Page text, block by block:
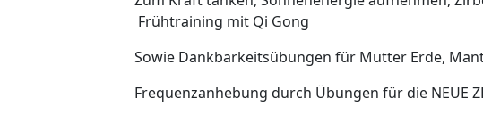
Frühtraining mit Qi Gong
Sowie Dankbarkeitsübungen für Mutter Erde,
Frequenzanhebung durch Übungen für die NEUE